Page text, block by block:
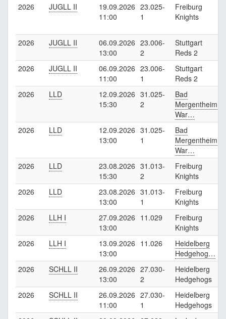
2026
JUGLL II
19.09.2026
11:00
23.025-
1
Freiburg
Knights
2026
JUGLL II
06.09.2026
13:00
23.006-
2
Stuttgart
Reds 2
2026
JUGLL II
06.09.2026
11:00
23.006-
1
Stuttgart
Reds 2
2026
LLD
12.09.2026
15:30
31.025-
2
Bad
Mergentheim
War…
2026 LLD
12.09.2026
13:00
31.025-
1
Bad
Mergentheim
War…
2026 LLD
23.08.2026
15:30
31.013-
2
Freiburg
Knights
2026
LLD
23.08.2026
13:00
31.013-
1
Freiburg
Knights
2026
LLH I
27.09.2026
13:00
11.029
Freiburg
Knights
2026
LLH I
13.09.2026
13:00
11.026
Heidelberg
Hedgehog…
2026
SCHLL II
26.09.2026
13:00
27.030-
2
Heidelberg
Hedgehogs
2026
SCHLL II
26.09.2026
11:00
27.030-
1
Heidelberg
Hedgehogs